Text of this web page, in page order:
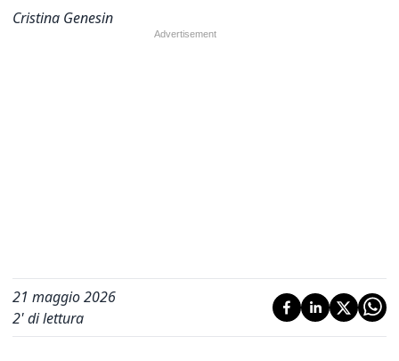
Cristina Genesin
21 maggio 2026
2' di lettura